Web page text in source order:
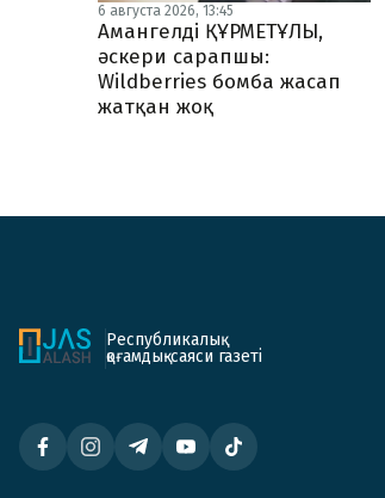
6 августа 2026, 13:45
Амангелді ҚҰРМЕТҰЛЫ,
әскери сарапшы:
Wildberries бомба жасап
жатқан жоқ
Республикалық
қоғамдық-саяси газеті